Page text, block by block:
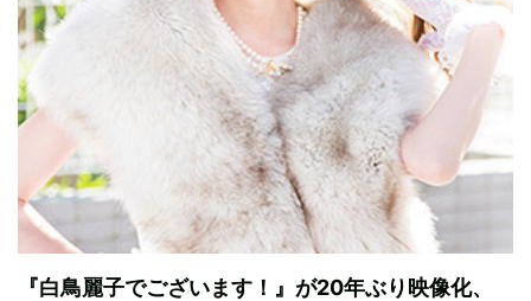
『白鳥麗子でございます！』が20年ぶり映像化、